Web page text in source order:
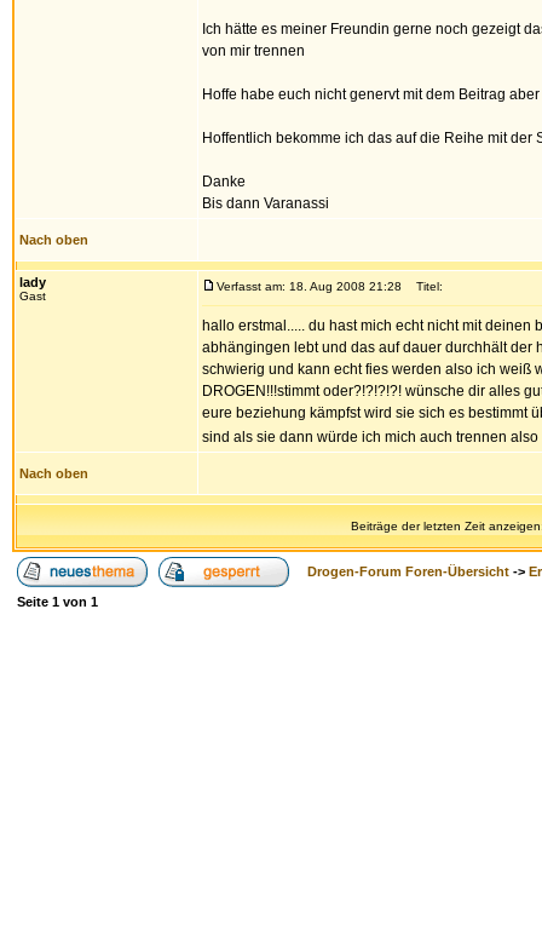
Ich hätte es meiner Freundin gerne noch gezeigt
von mir trennen
Hoffe habe euch nicht genervt mit dem Beitrag
Hoffentlich bekomme ich das auf die Reihe mit der
Danke
Bis dann Varanassi
Nach oben
lady
Gast
Verfasst am: 18. Aug 2008 21:28 Titel:
hallo erstmal..... du hast mich echt nicht mit
abhängingen lebt und das auf dauer durchhält
schwierig und kann echt fies werden also ich weiß
DROGEN!!!stimmt oder?!?!?!?! wünsche dir alles
eure beziehung kämpfst wird sie sich es bestimmt
sind als sie dann würde ich mich auch trennen
Nach oben
Beiträge der letzten Zeit
Drogen-Forum Foren-Übersicht ->
Seite 1 von 1